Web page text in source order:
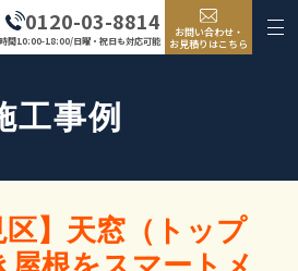
0120-03-8814
間10:00-18:00/日曜・祝日も対応可能
お問い合わせ・
お見積りはこちら
工事例
区】天窓（トップ